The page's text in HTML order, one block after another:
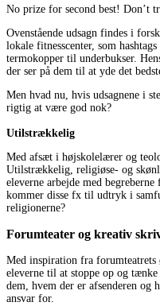
No prize for second best! Don’t
Ovenstående udsagn findes i
lokale fitnesscenter, som
termokopper til underbukser.
der ser på dem til at yde det
Men hvad nu, hvis udsagnene i
rigtig at være god nok?
Utilstrækkelig
Med afsæt i højskolelærer og
Utilstrækkelig, religiøse- og
eleverne arbejde med
kommer disse fx til udtryk i
religionerne?
Forumteater og kreativ
Med inspiration fra
eleverne til at stoppe op og
dem, hvem der er afsenderen og
ansvar for.